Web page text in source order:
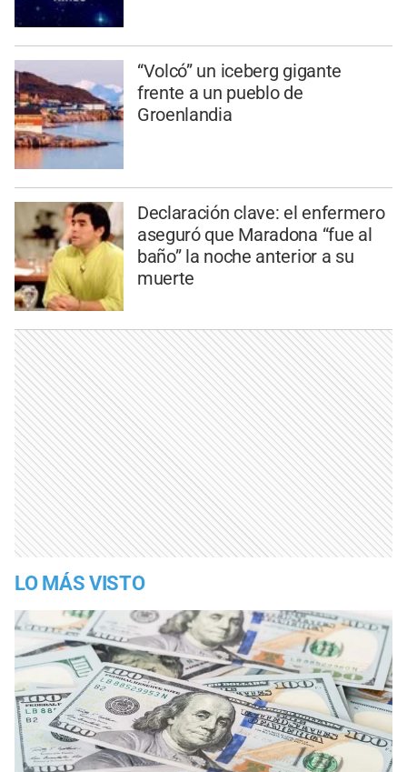
“Volcó” un iceberg gigante
frente a un pueblo de
Groenlandia
Declaración clave: el enfermero
aseguró que Maradona “fue al
baño” la noche anterior a su
muerte
LO MÁS VISTO